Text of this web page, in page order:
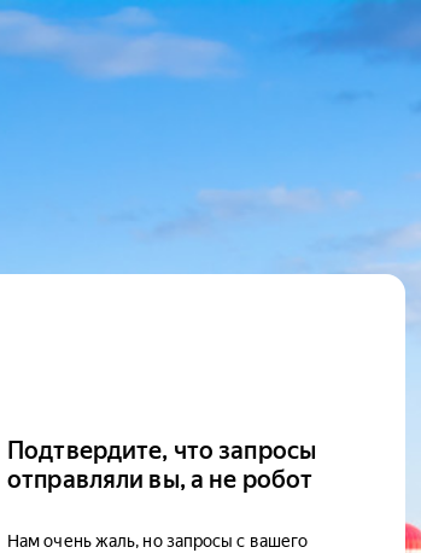
Подтвердите, что запросы
отправляли вы, а не робот
Нам очень жаль, но запросы с вашего